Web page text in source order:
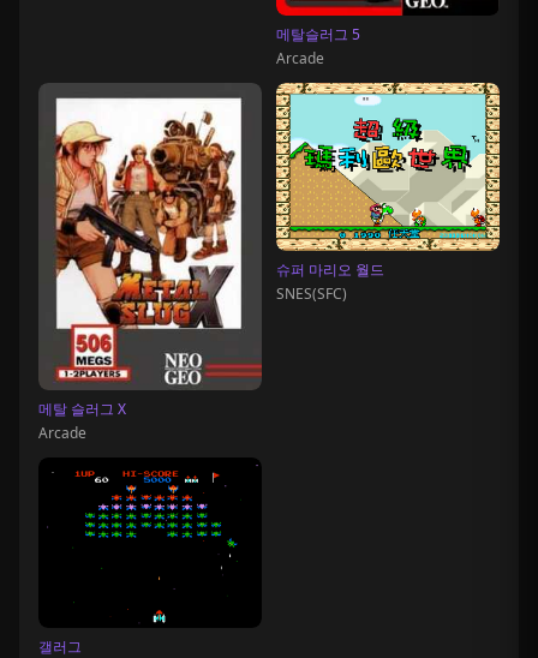
메탈슬러그 5
Arcade
메탈 슬러그 X
Arcade
슈퍼 마리오 월드
SNES(SFC)
갤러그